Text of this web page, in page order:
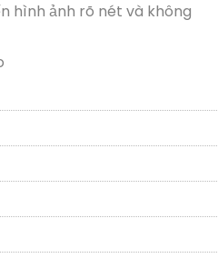
hình ảnh rõ nét và không